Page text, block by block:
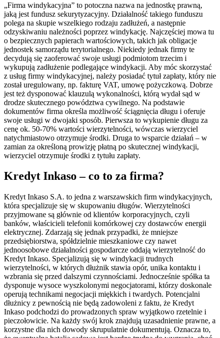
„Firma windykacyjna” to potoczna nazwa na jednostkę prawną,
jaką jest fundusz sekurytyzacyjny. Działalność takiego funduszu
polega na skupie wszelkiego rodzaju zadłużeń, a następnie
odzyskiwaniu należności poprzez windykację. Najczęściej mowa tu
o bezpiecznych papierach wartościowych, takich jak obligacje
jednostek samorządu terytorialnego. Niekiedy jednak firmy te
decydują się zaoferować swoje usługi podmiotom trzecim i
wykupują zadłużenie podlegające windykacji. Aby móc skorzystać
z usług firmy windykacyjnej, należy posiadać tytuł zapłaty, który nie
został uregulowany, np. fakturę VAT, umowę pożyczkową. Dobrze
jest też dysponować klauzulą wykonalności, którą wydał sąd w
drodze skutecznego powództwa cywilnego. Na podstawie
dokumentów firma określa możliwość ściągnięcia długu i oferuje
swoje usługi w dwojaki sposób. Pierwsza to wykupienie długu za
cenę ok. 50-70% wartości wierzytelności, wówczas wierzyciel
natychmiastowo otrzymuje środki. Druga to wsparcie działań – w
zamian za określoną prowizję płatną po skutecznej windykacji,
wierzyciel otrzymuje środki z tytułu zapłaty.
Kredyt Inkaso – co to za firma?
Kredyt Inkaso S.A. to jedna z warszawskich firm windykacyjnych,
która specjalizuje się w skupowaniu długów. Wierzytelności
przyjmowane są głównie od klientów korporacyjnych, czyli
banków, właścicieli telefonii komórkowej czy dostawców energii
elektrycznej. Zdarzają się jednak przypadki, że mniejsze
przedsiębiorstwa, spółdzielnie mieszkaniowe czy nawet
jednoosobowe działalności gospodarcze oddają wierzytelność do
Kredyt Inkaso. Specjalizują się w windykacji trudnych
wierzytelności, w których dłużnik stawia opór, unika kontaktu i
wzbrania się przed dalszymi czynnościami. Jednocześnie spółka ta
dysponuje wysoce wyszkolonymi negocjatorami, którzy doskonale
operują technikami negocjacji miękkich i twardych. Potencjalni
dłużnicy z pewnością nie będą zadowoleni z faktu, że Kredyt
Inkaso podchodzi do prowadzonych spraw wyjątkowo rzetelnie i
pieczołowicie. Na każdy swój krok znajdują uzasadnienie prawne, a
korzystne dla nich dowody skrupulatnie dokumentują. Oznacza to,